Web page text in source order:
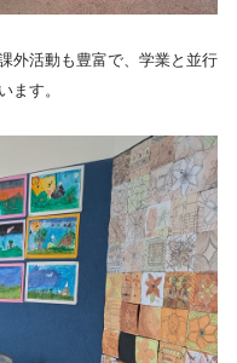
外活動も豊富で、学業と並行
ます。